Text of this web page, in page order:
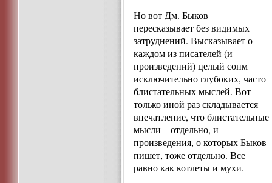
Но вот Дм. Быков
пересказывает без видимых
затруднений. Высказывает о
каждом из писателей (и
произведений) целый сонм
исключительно глубоких, часто
блистательных мыслей. Вот
только иной раз складывается
впечатление, что блистательные
мысли – отдельно, и
произведения, о которых Быков
пишет, тоже отдельно. Все
равно как котлеты и мухи.